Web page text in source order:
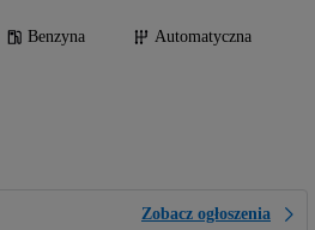
Benzyna
Automatyczna
Zobacz ogłoszenia